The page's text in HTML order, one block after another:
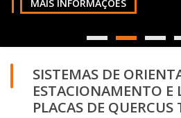
MAIS INFORMAÇÕES
SISTEMAS DE
ESTACIONAMENTO E
PLACAS DE